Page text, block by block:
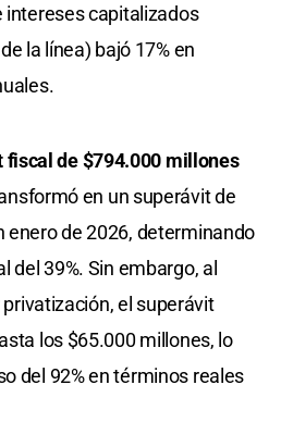
intereses capitalizados
la línea) bajó 17% en
fiscal de $794.000 millones
en un superávit de
enero de 2026, determinando
del 39%. Sin embargo, al
el superávit
los $65.000 millones, lo
del 92% en términos reales